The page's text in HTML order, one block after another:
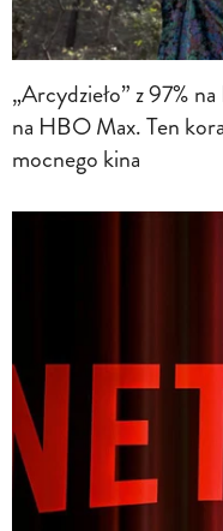
„Arcydzieło” z 97%
na HBO Max. Ten
mocnego kina